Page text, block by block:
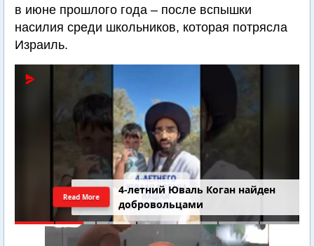
в июне прошлого года – после вспышки
насилия среди школьников, которая потрясла
Израиль.
4-летний Юваль Коган найден
добровольцами
Read More